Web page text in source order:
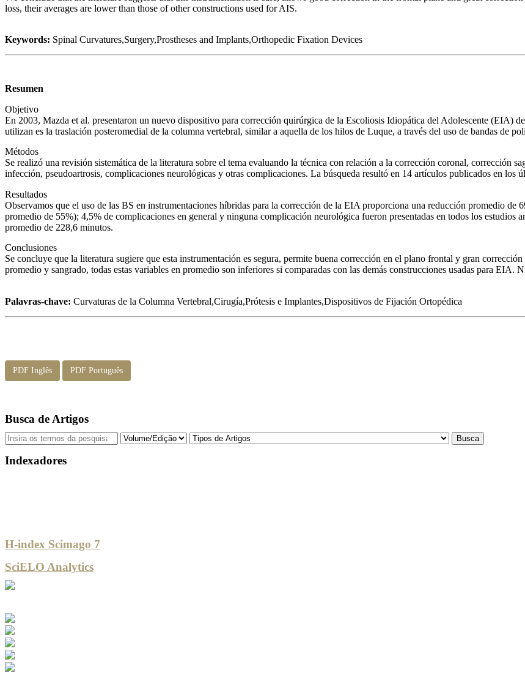
loss, their averages are lower than those of other constructions used for AIS.
Keywords: Spinal Curvatures,Surgery,Prostheses and Implants,Orthopedic Fixation Devices
Resumen
Objetivo
En 2003, Mazda et al. presentaron un nuevo dispositivo para corrección quirúrgica de la Escoliosis Idiopática del Adolescente (EIA)
utilizan es la traslación posteromedial de la columna vertebral, similar a aquella de los hilos de Luque, a través del uso de bandas de
Métodos
Se realizó una revisión sistemática de la literatura sobre el tema evaluando la técnica con relación a la corrección coronal, corrección
infección, pseudoartrosis, complicaciones neurológicas y otras complicaciones. La búsqueda resultó en 14 artículos publicados en los
Resultados
Observamos que el uso de las BS en instrumentaciones híbridas para la corrección de la EIA proporciona una reducción promedio de
promedio de 55%); 4,5% de complicaciones en general y ninguna complicación neurológica fueron presentadas en todos los
promedio de 228,6 minutos.
Conclusiones
Se concluye que la literatura sugiere que esta instrumentación es segura, permite buena corrección en el plano frontal y gran
promedio y sangrado, todas estas variables en promedio son inferiores si comparadas con las demás construcciones usadas para
Palavras-chave: Curvaturas de la Columna Vertebral,Cirugía,Prótesis e Implantes,Dispositivos de Fijación Ortopédica
PDF Inglês PDF Português
Busca de Artigos
Indexadores
H-index Scimago 7
SciELO Analytics